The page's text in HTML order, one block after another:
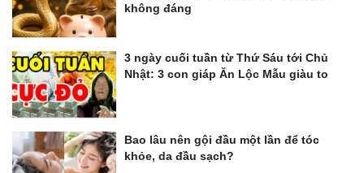
không đáng
3 ngày cuối tuần từ Thứ Sáu tới Chủ
Nhật: 3 con giáp Ăn Lộc Mẫu giàu to
Bao lâu nên gội đầu một lần để tóc
khỏe, da đầu sạch?